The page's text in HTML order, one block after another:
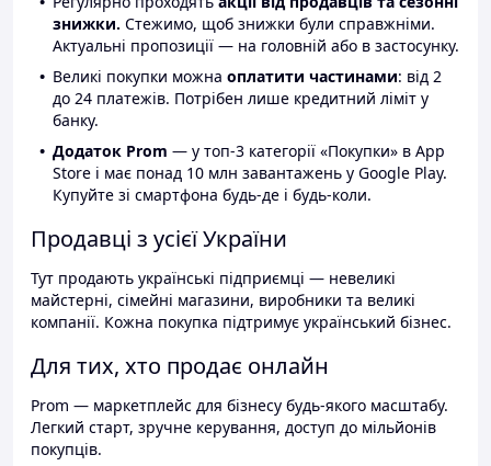
знижки. Стежимо, щоб знижки були справжніми.
Актуальні пропозиції — на головній або в застосунку.
Великі покупки можна оплатити частинами: від 2
до 24 платежів. Потрібен лише кредитний ліміт у
банку.
Додаток Prom — у топ-3 категорії «Покупки» в App
Store і має понад 10 млн завантажень у Google Play.
Купуйте зі смартфона будь-де і будь-коли.
Продавці з усієї України
Тут продають українські підприємці — невеликі
майстерні, сімейні магазини, виробники та великі
компанії. Кожна покупка підтримує український бізнес.
Для тих, хто продає онлайн
Prom — маркетплейс для бізнесу будь-якого масштабу.
Легкий старт, зручне керування, доступ до мільйонів
покупців.